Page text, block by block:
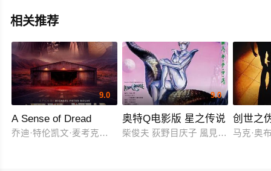
相关推荐
9.0
A Sense of Dread
乔迪·特伦凯文·麦考克尔虹膜
9.0
奥特Q电影版 星之传说
柴俊夫 荻野目庆子 風見しんご
创世之
马克·奥